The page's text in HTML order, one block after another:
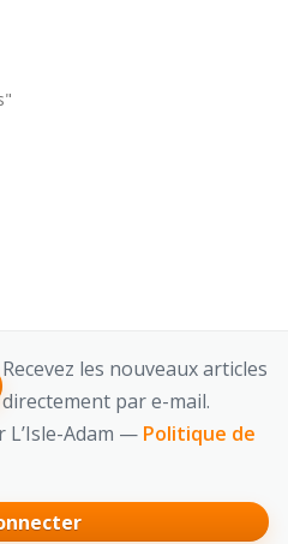
Recevez les nouveaux articles
directement par e-mail.
L’Isle-Adam — Politique de